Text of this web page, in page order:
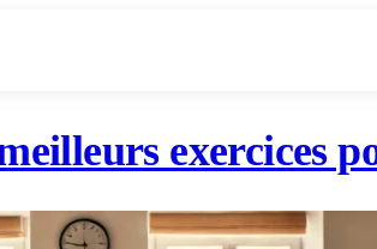
exercices